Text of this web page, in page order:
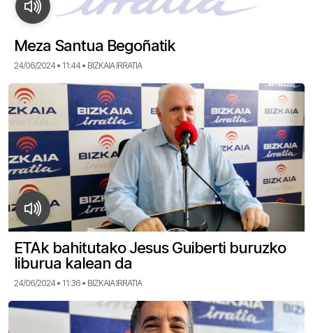
Meza Santua Begoñatik
24/06/2024 • 11:44 • BIZKAIA IRRATIA
ETAk bahitutako Jesus Guiberti buruzko
liburua kalean da
24/06/2024 • 11:36 • BIZKAIA IRRATIA